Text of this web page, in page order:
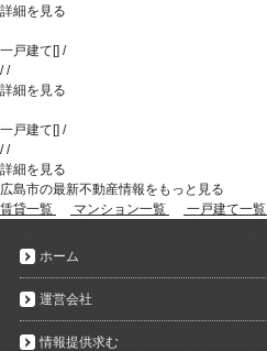
詳細を見る
一戸建て[] /
//
詳細を見る
一戸建て[] /
//
詳細を見る
広島市の最新不動産情報をもっと見る
賃貸一覧
マンション一覧 一戸建て一覧
ホーム
運営会社
情報提供求む